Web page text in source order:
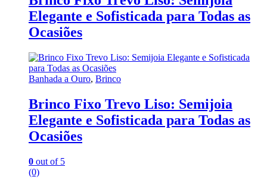
Elegante e Sofisticada para Todas as
Ocasiões
Banhada a Ouro, Brinco
Brinco Fixo Trevo Liso: Semijoia
Elegante e Sofisticada para Todas as
Ocasiões
0 out of 5
(0)